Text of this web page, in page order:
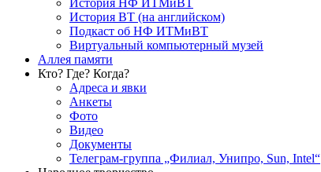
История НФ ИТМиВТ
История ВТ (на английском)
Подкаст об НФ ИТМиВТ
Виртуальный компьютерный музей
Аллея памяти
Кто? Где? Когда?
Адреса и явки
Анкеты
Фото
Видео
Документы
Телеграм-группа „Филиал, Унипро, Sun, Intel“